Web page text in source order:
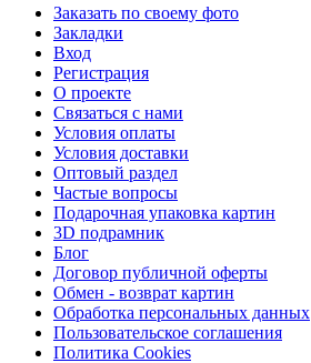
Заказать по своему фото
Закладки
Вход
Регистрация
О проекте
Связаться с нами
Условия оплаты
Условия доставки
Оптовый раздел
Частые вопросы
Подарочная упаковка картин
3D подрамник
Блог
Договор публичной оферты
Обмен - возврат картин
Обработка персональных данных
Пользовательское соглашения
Политика Cookies